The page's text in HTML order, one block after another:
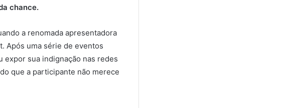
chance.
a renomada apresentadora
Após uma série de eventos
expor sua indignação nas redes
que a participante não merece